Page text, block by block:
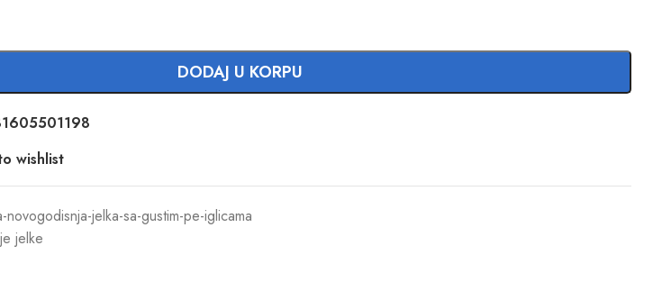
DODAJ U KORPU
wishlist
novogodisnja-jelka-sa-gustim-pe-iglicama
jelke